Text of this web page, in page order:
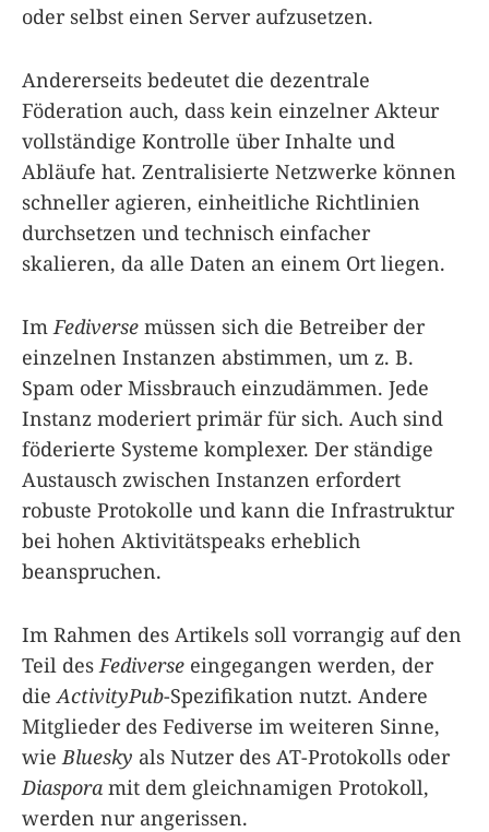
oder selbst einen Server aufzusetzen.
Andererseits bedeutet die dezentrale
Föderation auch, dass kein einzelner Akteur
vollständige Kontrolle über Inhalte und
Abläufe hat. Zentralisierte Netzwerke können
schneller agieren, einheitliche Richtlinien
durchsetzen und technisch einfacher
skalieren, da alle Daten an einem Ort liegen.
Im Fediverse müssen sich die Betreiber der
einzelnen Instanzen abstimmen, um z. B.
Spam oder Missbrauch einzudämmen. Jede
Instanz moderiert primär für sich. Auch sind
föderierte Systeme komplexer. Der ständige
Austausch zwischen Instanzen erfordert
robuste Protokolle und kann die Infrastruktur
bei hohen Aktivitätspeaks erheblich
beanspruchen.
Im Rahmen des Artikels soll vorrangig auf den
Teil des Fediverse eingegangen werden, der
die ActivityPub-Spezifikation nutzt. Andere
Mitglieder des Fediverse im weiteren Sinne,
wie Bluesky als Nutzer des AT-Protokolls oder
Diaspora mit dem gleichnamigen Protokoll,
werden nur angerissen.